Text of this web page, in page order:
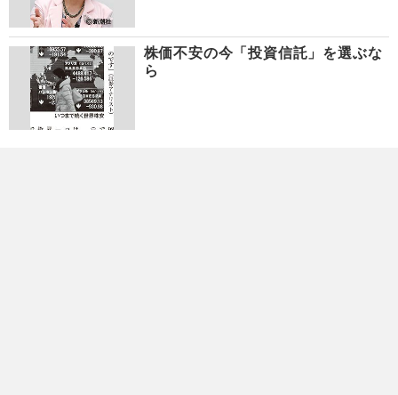
株価不安の今「投資信託」を選ぶな
ら